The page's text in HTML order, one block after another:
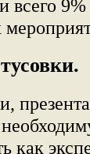
всего 9%
как